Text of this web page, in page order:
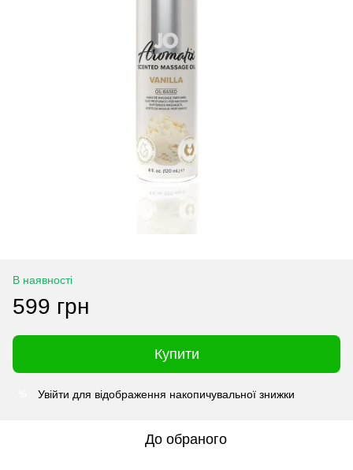
В наявності
599 грн
Купити
Увійти для відображення накопичувальної знижки
До обраного